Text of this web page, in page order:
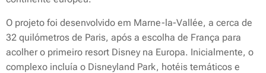
O projeto foi desenvolvido em Marne-la-Vallée, a cerca de
32 quilómetros de Paris, após a escolha de França para
acolher o primeiro resort Disney na Europa. Inicialmente, o
complexo incluía o Disneyland Park, hotéis temáticos e